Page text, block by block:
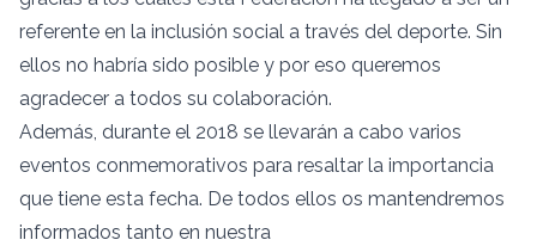
referente en la inclusión social a través del deporte. Sin
ellos no habría sido posible y por eso queremos
agradecer a todos su colaboración.
Además, durante el 2018 se llevarán a cabo varios
eventos conmemorativos para resaltar la importancia
que tiene esta fecha. De todos ellos os mantendremos
informados tanto en nuestra